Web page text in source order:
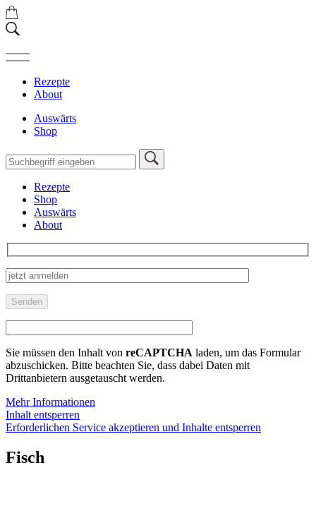
Rezepte
About
Auswärts
Shop
Rezepte
Shop
Auswärts
About
Sie müssen den Inhalt von reCAPTCHA laden, um das Formular
abzuschicken. Bitte beachten Sie, dass dabei Daten mit
Drittanbietern ausgetauscht werden.
Mehr Informationen
Inhalt entsperren
Erforderlichen Service akzeptieren und Inhalte entsperren
Fisch